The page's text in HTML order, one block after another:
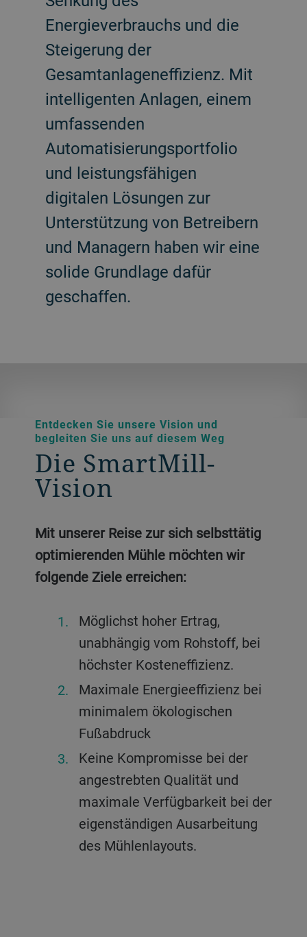
Energieverbrauchs und die
Steigerung der
Gesamtanlageneffizienz. Mit
intelligenten Anlagen, einem
umfassenden
Automatisierungsportfolio
und leistungsfähigen
digitalen Lösungen zur
Unterstützung von Betreibern
und Managern haben wir eine
solide Grundlage dafür
geschaffen.
Entdecken Sie unsere Vision und
begleiten Sie uns auf diesem Weg
Die SmartMill-
Vision
Mit unserer Reise zur sich selbsttätig
optimierenden Mühle möchten wir
folgende Ziele erreichen:
Möglichst hoher Ertrag,
unabhängig vom Rohstoff, bei
höchster Kosteneffizienz.
Maximale Energieeffizienz bei
minimalem ökologischen
Fußabdruck
Keine Kompromisse bei der
angestrebten Qualität und
maximale Verfügbarkeit bei der
eigenständigen Ausarbeitung
des Mühlenlayouts.